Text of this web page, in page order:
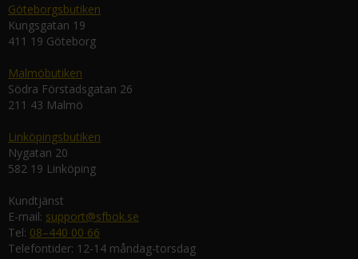
Göteborgsbutiken
Kungsgatan 19
411 19 Göteborg
Malmöbutiken
Södra Förstadsgatan 26
211 43 Malmö
Linköpingsbutiken
Nygatan 20
582 19 Linköping
Kundtjänst
E-mail: support@sfbok.se
Tel: 08–440 00 66
Telefontider: 12-14 måndag-torsdag